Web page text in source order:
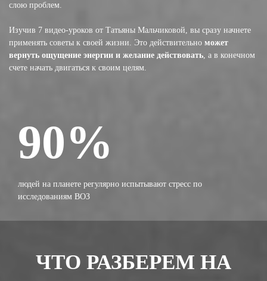
слою проблем.
Изучив 7 видео-уроков от Татьяны Мальчиковой, вы сразу начнете
применять советы к своей жизни. Это действительно может
вернуть ощущение энергии и желание действовать, а в конечном
счете начать двигаться к своим целям.
90%
людей на планете регулярно испытывают стресс по
исследованиям ВОЗ
ЧТО РАЗБЕРЕМ НА